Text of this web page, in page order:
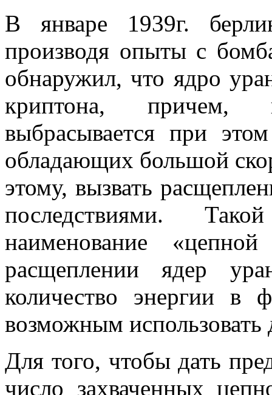
В январе 1939г.
производя опыты с
обнаружил, что ядро
криптона, причем,
выбрасывается при
обладающих большой
этому, вызвать
последствиями.
наименование
расщеплении ядер
количе­ство энергии в
возможным использовать
Для того, чтобы дать
число захва­ченных